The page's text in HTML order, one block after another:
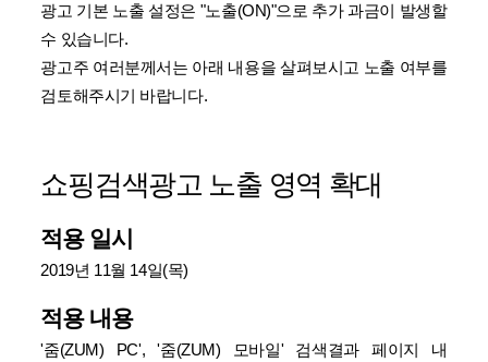
광고 기본 노출 설정은 "노출(ON)"으로 추가 과금이 발생할
수 있습니다.
광고주 여러분께서는 아래 내용을 살펴보시고 노출 여부를
검토해주시기 바랍니다.
쇼핑검색광고 노출 영역 확대
적용 일시
2019년 11월 14일(목)
적용 내용
'줌(ZUM) PC', '줌(ZUM) 모바일' 검색결과 페이지 내